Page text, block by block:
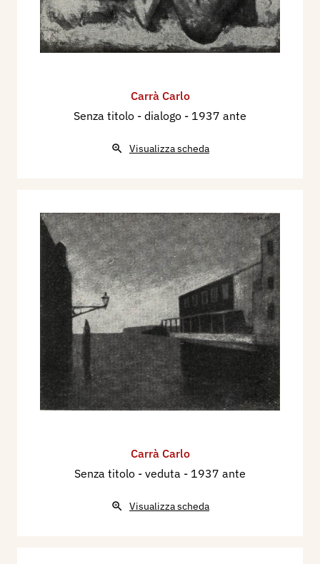
Carrà Carlo
Senza titolo - dialogo - 1937 ante
Visualizza scheda
Carrà Carlo
Senza titolo - veduta - 1937 ante
Visualizza scheda